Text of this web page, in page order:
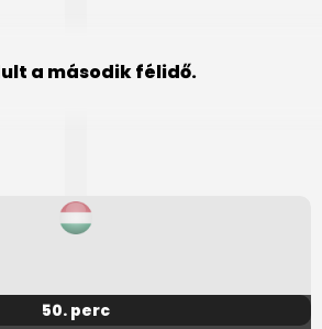
a második félidő.
50. perc